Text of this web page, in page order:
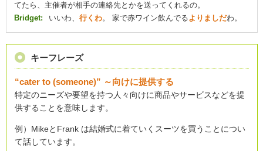
てたら、主催者が相手の連絡先とかを送ってくれるの。
Bridget:
いいわ、 行くわ。 家で赤ワイン飲んでるよりましだわ。
キーフレーズ
“cater to (someone)” ～向けに提供する
特定のニーズや要望を持つ人々向けに商品やサービスなどを提
供することを意味します。
例）MikeとFrank は結婚式に着ていくスーツを買うことについ
て話しています。